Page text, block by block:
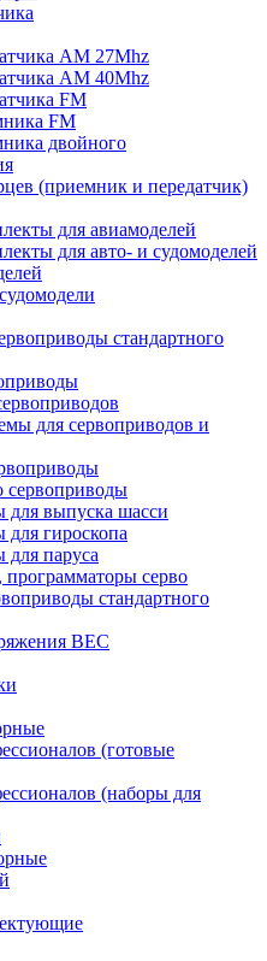
AM 27Mhz
AM 40Mhz
FM
FM
двойного
(приемник и передатчик)
для авиамоделей
для авто- и судомоделей
стандартного
для сервоприводов и
для выпуска шасси
гироскопа
паруса
программаторы серво
стандартного
BEC
(готовые
(наборы для